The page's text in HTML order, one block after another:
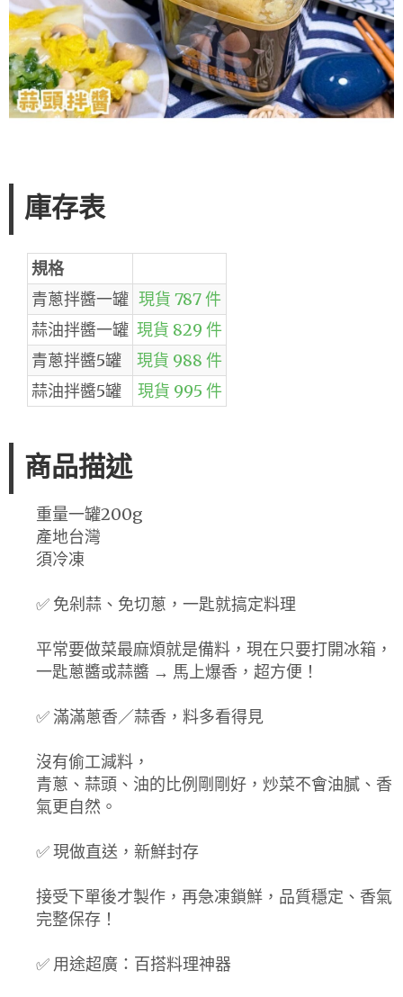
庫存表
規格
青蔥拌醬一罐 現貨 787 件
蒜油拌醬一罐 現貨 829 件
青蔥拌醬5罐
現貨 988 件
蒜油拌醬5罐
現貨 995 件
商品描述
重量一罐200g
產地台灣
須冷凍
✅ 免剁蒜、免切蔥，一匙就搞定料理
平常要做菜最麻煩就是備料，現在只要打開冰箱，
一匙蔥醬或蒜醬 → 馬上爆香，超方便！
✅ 滿滿蔥香／蒜香，料多看得見
沒有偷工減料，
青蔥、蒜頭、油的比例剛剛好，炒菜不會油膩、香
氣更自然。
✅ 現做直送，新鮮封存
接受下單後才製作，再急凍鎖鮮，品質穩定、香氣
完整保存！
✅ 用途超廣：百搭料理神器